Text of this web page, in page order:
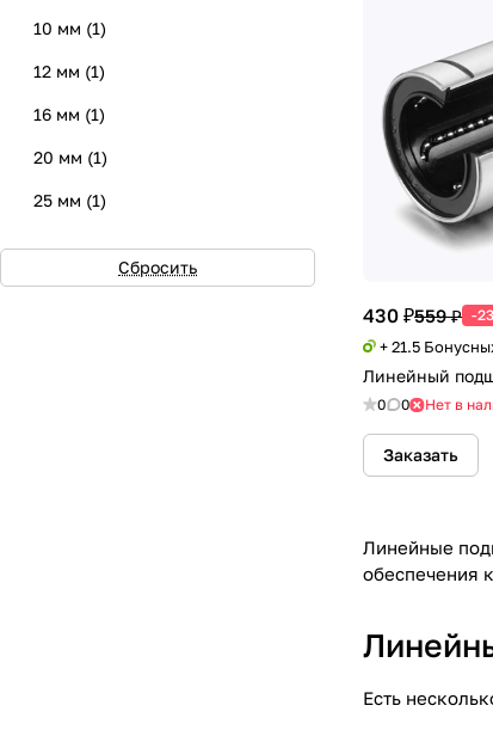
430 ₽559 ₽ -
+ 21.5
Линейный
0 0 Нет в
Заказать
Линейные
обеспечения
Есть
LMFP (12
LMFPL(12
LMKP (12
LMKPL(12
LMEFC(9
10 мм (1)
12 мм (1)
16 мм (1)
20 мм (1)
25 мм (1)
35 мм(0)
Сбросить